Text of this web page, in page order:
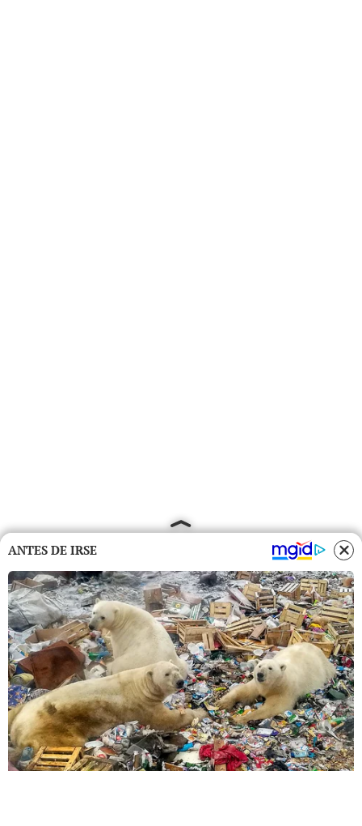
ANTES DE IRSE